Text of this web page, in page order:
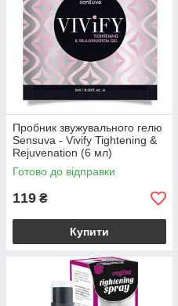
Пробник звужувального гелю
Sensuva - Vivify Tightening &
Rejuvenation (6 мл)
Готово до відправки
119 ₴
Купити